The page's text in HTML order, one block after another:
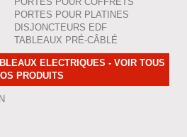
PORTES POUR PLATINES
DISJONCTEURS EDF
TABLEAUX PRÉ-CÂBLÉ
ELECTRIQUES - VOIR TOUS
PRODUITS